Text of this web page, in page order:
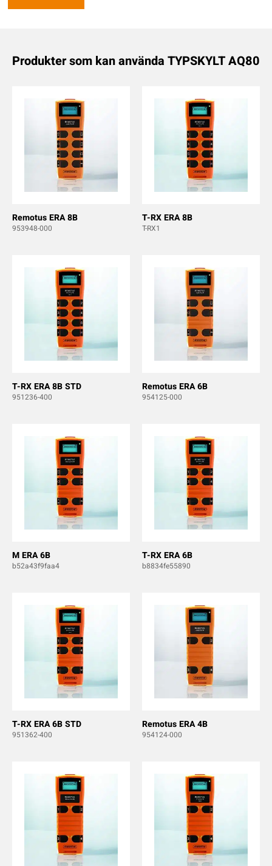
Produkter som kan använda TYPSKYLT AQ80
Remotus ERA 8B
953948-000
T-RX ERA 8B
T-RX1
T-RX ERA 8B STD
951236-400
Remotus ERA 6B
954125-000
M ERA 6B
b52a43f9faa4
T-RX ERA 6B
b8834fe55890
T-RX ERA 6B STD
951362-400
Remotus ERA 4B
954124-000